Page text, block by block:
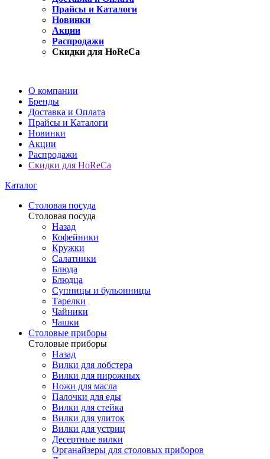
Прайсы и Каталоги
Новинки
Акции
Распродажи
Скидки для HoReCa
О компании
Бренды
Доставка и Оплата
Прайсы и Каталоги
Новинки
Акции
Распродажи
Скидки для HoReCa
Каталог
Столовая посуда
Столовая посуда
Назад
Кофейники
Кружки
Салатники
Блюда
Блюдца
Супницы и бульонницы
Тарелки
Чайники
Чашки
Cтоловые приборы
Cтоловые приборы
Назад
Вилки для лобстера
Вилки для пирожных
Ножи для масла
Палочки для еды
Вилки для стейка
Вилки для улиток
Вилки для устриц
Десертные вилки
Органайзеры для столовых приборов